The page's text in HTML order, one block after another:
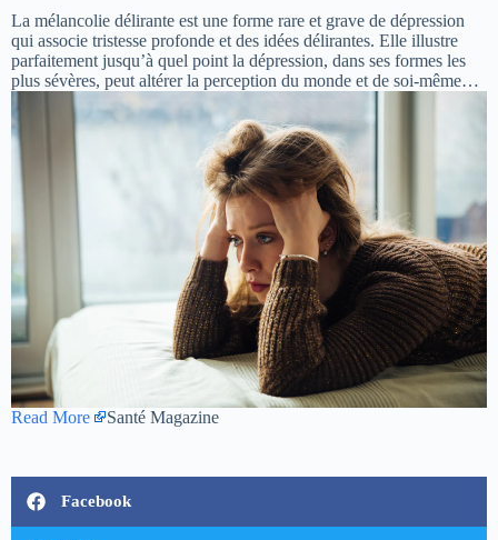
La mélancolie délirante est une forme rare et grave de dépression
qui associe tristesse profonde et des idées délirantes. Elle illustre
parfaitement jusqu’à quel point la dépression, dans ses formes les
plus sévères, peut altérer la perception du monde et de soi-même…
Read More Santé Magazine
Facebook